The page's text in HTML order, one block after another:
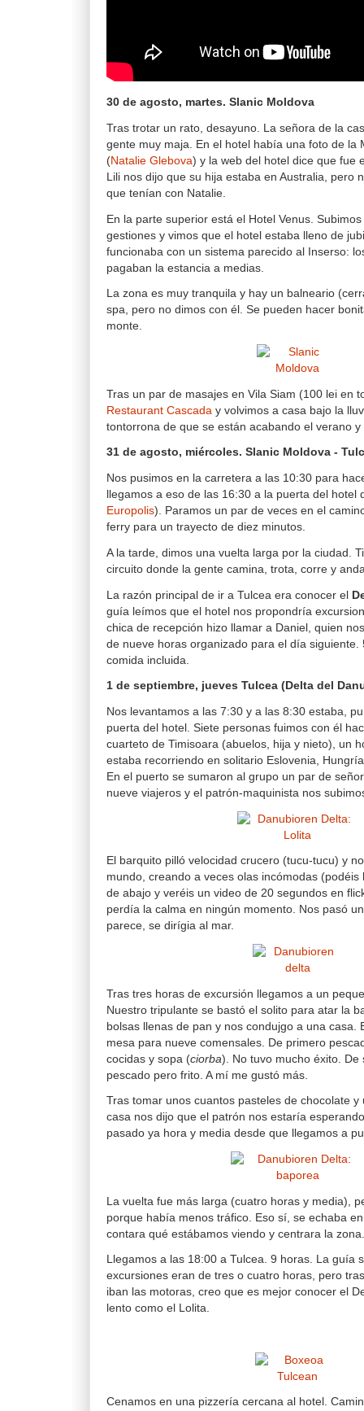
30 de agosto, martes. Slanic Moldova
Tras trotar un rato, desayuno. La señora de la
gente muy maja. En el hotel había una foto de la
(Natalie Glebova) y la web del hotel dice que fue
Lili nos dijo que su hija estaba en Australia, pero
que tenían con Natalie.
En la parte superior está el Hotel Venus.
gestiones y vimos que el hotel estaba lleno de
funcionaba con un sistema parecido al Inserso:
pagaban la estancia a medias.
La zona es muy tranquila y hay un balneario
spa, pero no dimos con él. Se pueden hacer
monte.
Tras un par de masajes en Vila Siam (100 lei en
Restaurant Cascada y volvimos a casa bajo la
tontorrona de que se están acabando el verano y
31 de agosto, miércoles. Slanic Moldova -
Nos pusimos en la carretera a las 10:30 para
llegamos a eso de las 16:30 a la puerta del hotel
Europolis). Paramos un par de veces en el
ferry para un trayecto de diez minutos.
A la tarde, dimos una vuelta larga por la ciudad.
circuito donde la gente camina, trota, corre y
La razón principal de ir a Tulcea era conocer el
guía leímos que el hotel nos propondría
chica de recepción hizo llamar a Daniel, quien
de nueve horas organizado para el día siguiente.
comida incluida.
1 de septiembre, jueves Tulcea (Delta del
Nos levantamos a las 7:30 y a las 8:30 estaba,
puerta del hotel. Siete personas fuimos con él
cuarteto de Timisoara (abuelos, hija y nieto), un
estaba recorriendo en solitario Eslovenia,
En el puerto se sumaron al grupo un par de
nueve viajeros y el patrón-maquinista nos
El barquito pilló velocidad crucero (tucu-tucu) y
mundo, creando a veces olas incómodas (podéis
de abajo y veréis un video de 20 segundos en
perdía la calma en ningún momento. Nos pasó
parece, se dirígia al mar.
Tras tres horas de excursión llegamos a un
Nuestro tripulante se bastó el solito para atar la
bolsas llenas de pan y nos condujgo a una casa.
mesa para nueve comensales. De primero
cocidas y sopa (ciorba). No tuvo mucho éxito. De
pescado pero frito. A mí me gustó más.
Tras tomar unos cuantos pasteles de chocolate
casa nos dijo que el patrón nos estaría
pasado ya hora y media desde que llegamos a
La vuelta fue más larga (cuatro horas y media),
porque había menos tráfico. Eso sí, se echaba
contara qué estábamos viendo y centrara la zona.
Llegamos a las 18:00 a Tulcea. 9 horas. La guía
excursiones eran de tres o cuatro horas, pero
iban las motoras, creo que es mejor conocer el
lento como el Lolita.
Cenamos en una pizzería cercana al hotel.